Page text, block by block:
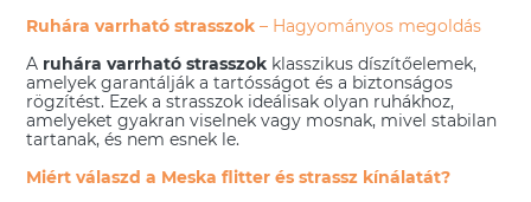
Ruhára varrható strasszok – Hagyományos megoldás
A ruhára varrható strasszok klasszikus díszítőelemek,
amelyek garantálják a tartósságot és a biztonságos
rögzítést. Ezek a strasszok ideálisak olyan ruhákhoz,
amelyeket gyakran viselnek vagy mosnak, mivel stabilan
tartanak, és nem esnek le.
Miért válaszd a Meska flitter és strassz kínálatát?